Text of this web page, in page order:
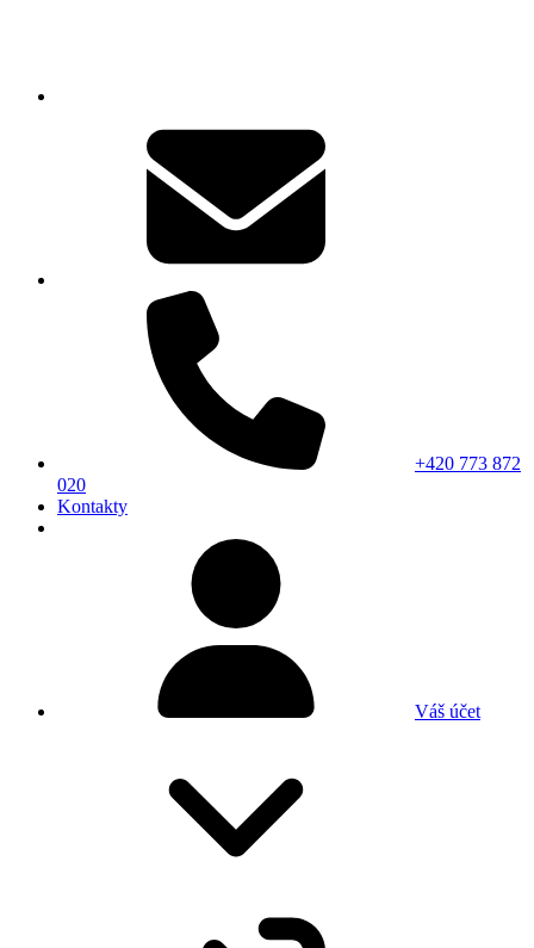
+420 773 872
020
Kontakty
Váš účet